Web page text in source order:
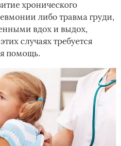
хронического
либо травма груди,
вдох и выдох,
случаях требуется
помощь.